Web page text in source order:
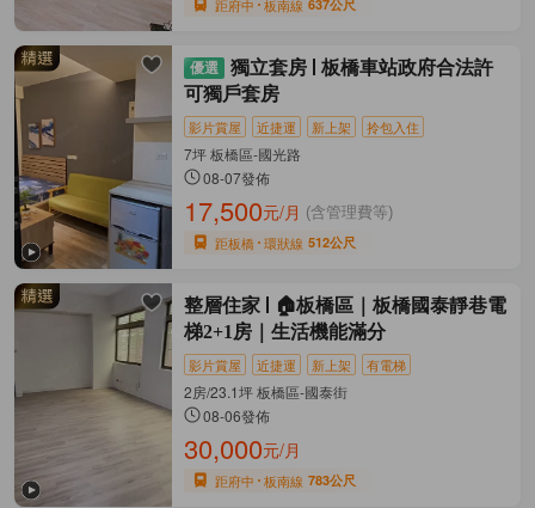
距府中 板南線 637公尺
獨立套房
板橋車站政府合法許
可獨戶套房
影片賞屋 近捷運 新上架 拎包入住
7坪 板橋區-國光路
08-07發佈
17,500元/月 (含管理費等)
距板橋 環狀線 512公尺
整層住家
🏠板橋區｜板橋國泰靜巷電
梯2+1房｜生活機能滿分
影片賞屋 近捷運 新上架 有電梯
2房/23.1坪 板橋區-國泰街
08-06發佈
30,000元/月
距府中 板南線 783公尺